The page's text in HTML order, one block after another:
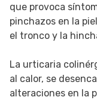
que provoca
pinchazos en la
el tronco y la
La urticaria
al calor, se
alteraciones en la